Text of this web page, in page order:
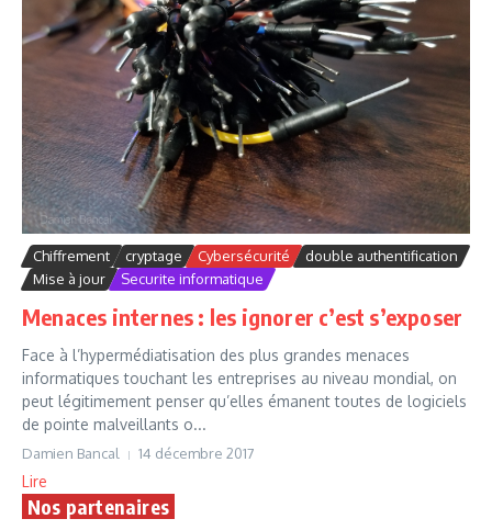
Chiffrement cryptage Cybersécurité
double authentification
Mise à jour
Securite informatique
Menaces internes : les ignorer c’est s’exposer
Face à l’hypermédiatisation des plus grandes menaces
informatiques touchant les entreprises au niveau mondial, on
peut légitimement penser qu’elles émanent toutes de logiciels
de pointe malveillants o...
Damien Bancal 14 décembre 2017
Lire
Nos partenaires